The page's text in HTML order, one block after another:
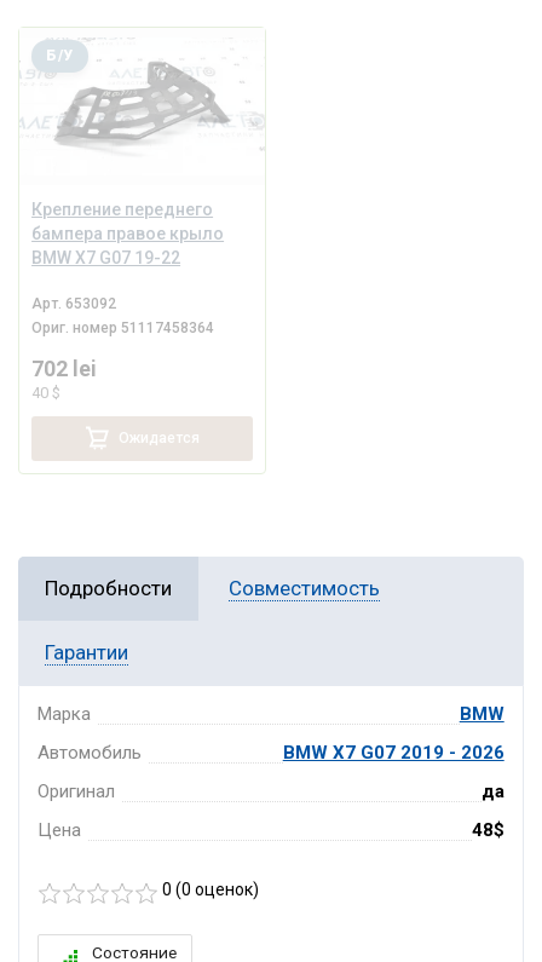
Крепление переднего
бампера правое крыло
BMW X7 G07 19-22
Б/У
Арт. 653092
Ориг. номер 51117458364
702 lei
40 $
Ожидается
Подробности Совместимость
Гарантии
Марка
BMW
Автомобиль
BMW X7 G07 2019 - 2026
Оригинал
да
Цена
48$
0 (0 оценок)
Состояние